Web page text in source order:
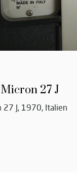
27 J
27 J, 1970, Italien